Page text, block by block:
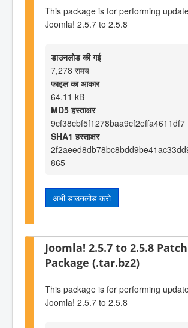
This package is for performing
Joomla! 2.5.7 to 2.5.8
डाउनलोड की गई
7,278 समय
फाइल का आकार
64.11 kB
MD5 हस्ताक्षर
9cf38cbf5f1278baa9cf2effa4611df7
SHA1 हस्ताक्षर
865
अभी डाउनलोड करो
Joomla! 2.5.7 to 2.5.8 Patch
Package (.tar.bz2)
This package is for performing
Joomla! 2.5.7 to 2.5.8